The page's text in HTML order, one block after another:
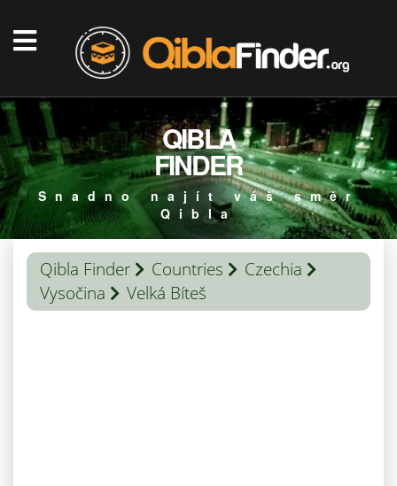
QIBLA
FINDER
Snadno najít váš směr
Qibla
Qibla Finder Countries
Czechia
Vysočina
Velká Bíteš